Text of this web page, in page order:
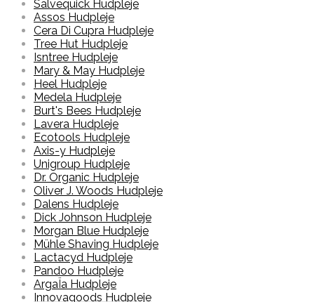
Salvequick Hudpleje
Assos Hudpleje
Cera Di Cupra Hudpleje
Tree Hut Hudpleje
Isntree Hudpleje
Mary & May Hudpleje
Heel Hudpleje
Medela Hudpleje
Burt's Bees Hudpleje
Lavera Hudpleje
Ecotools Hudpleje
Axis-y Hudpleje
Unigroup Hudpleje
Dr. Organic Hudpleje
Oliver J. Woods Hudpleje
Dalens Hudpleje
Dick Johnson Hudpleje
Morgan Blue Hudpleje
Mühle Shaving Hudpleje
Lactacyd Hudpleje
Pandoo Hudpleje
ArgaÏa Hudpleje
Innovagoods Hudpleje